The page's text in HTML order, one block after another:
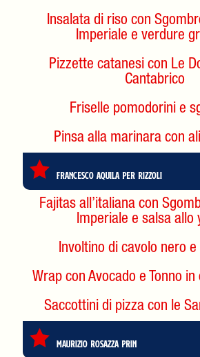
Insalata di riso con
Imperiale e verdure
Pizzette catanesi con Le
Cantabrico
Friselle pomodorini e
Pinsa alla marinara con
Francesco Aquila per Rizzoli
Fajitas all’italiana con
Imperiale e salsa allo
Involtino di cavolo nero
Wrap con Avocado e Tonno in
Saccottini di pizza con le
Maurizio Rosazza Prin